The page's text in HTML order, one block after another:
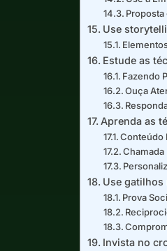
Use
Estude as
Fazendo
Ouça
Aprenda as
Conteúdo
Chamada
Use gatilhos
Prova
Invista no